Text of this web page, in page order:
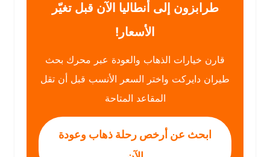
طرابزون إلى أنطاليا الآن قبل تغيّر
الأسعار!
قارن خيارات الذهاب والعودة عبر محرك بحث
طيران دايركت واختر السعر الأنسب قبل أن تقل
المقاعد المتاحة
ابحث عن أرخص رحلة ذهاب وعودة